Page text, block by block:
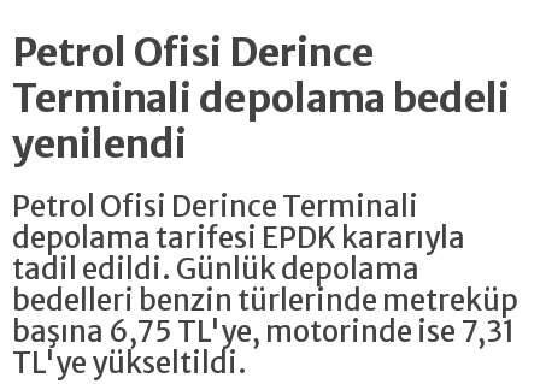
Petrol Ofisi Derince
Terminali depolama bedeli
yenilendi
Petrol Ofisi Derince Terminali
depolama tarifesi EPDK kararıyla
tadil edildi. Günlük depolama
bedelleri benzin türlerinde metreküp
başına 6,75 TL'ye, motorinde ise 7,31
TL'ye yükseltildi.